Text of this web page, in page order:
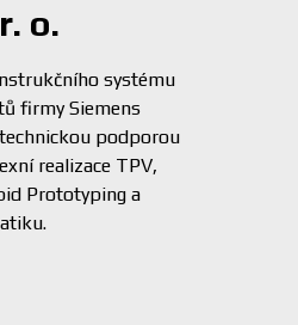
o.
systému
firmy Siemens
podporou
realizace TPV,
Prototyping a